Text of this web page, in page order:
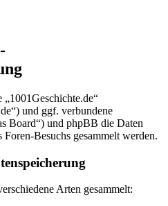
und ggf. verbundene
Board“) und phpBB die Daten
Besuchs gesammelt werden.
Arten gesammelt: